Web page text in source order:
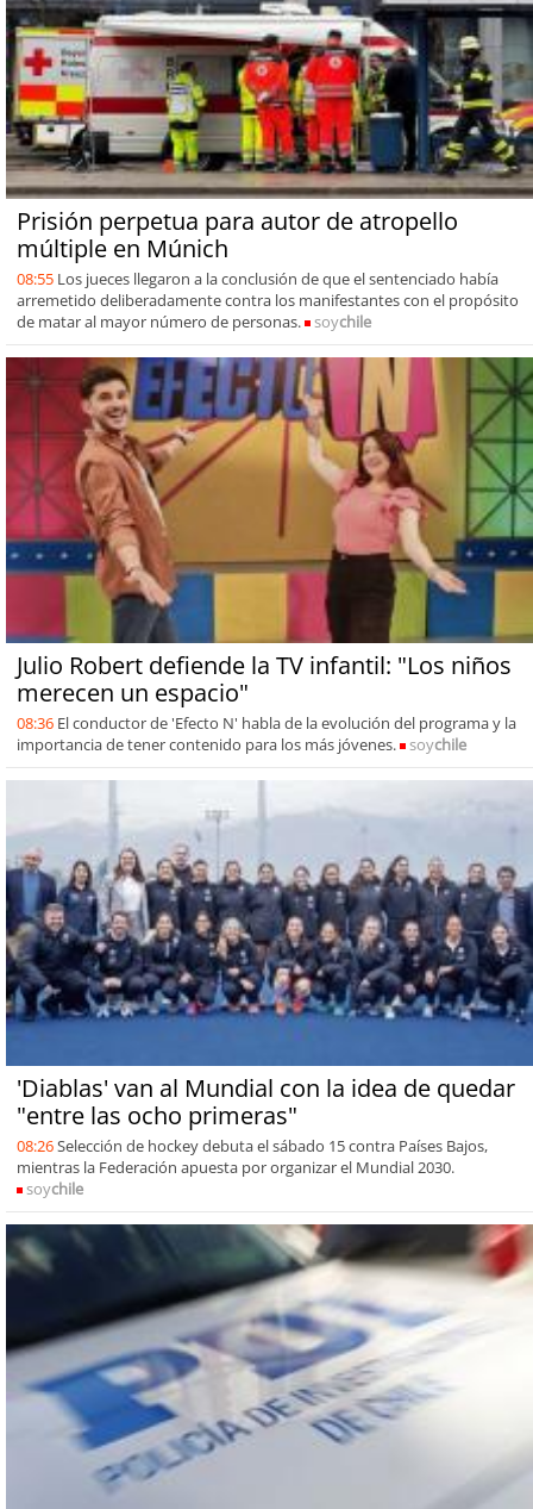
Prisión perpetua para autor de atropello
múltiple en Múnich
08:55 Los jueces llegaron a la conclusión de que el sentenciado había
arremetido deliberadamente contra los manifestantes con el propósito
de matar al mayor número de personas.
soychile
Julio Robert defiende la TV infantil: "Los niños
merecen un espacio"
08:36 El conductor de 'Efecto N' habla de la evolución del programa y la
importancia de tener contenido para los más jóvenes.
soychile
'Diablas' van al Mundial con la idea de quedar
"entre las ocho primeras"
08:26Selección de hockey debuta el sábado 15 contra Países Bajos,
mientras la Federación apuesta por organizar el Mundial 2030.
soychile